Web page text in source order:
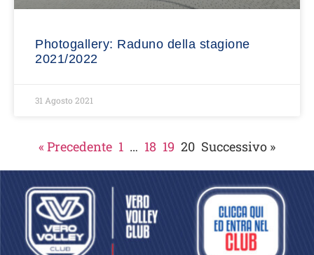
Photogallery: Raduno della stagione
2021/2022
31 Agosto 2021
« Precedente 1 … 18 19 20 Successivo »